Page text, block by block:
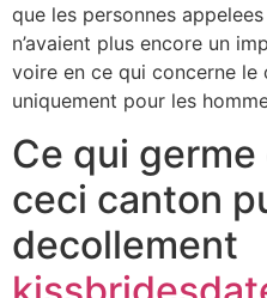
que les personnes
n’avaient plus encore un
voire en ce qui concerne le
uniquement pour les
Ce qui
ceci canton
decollement